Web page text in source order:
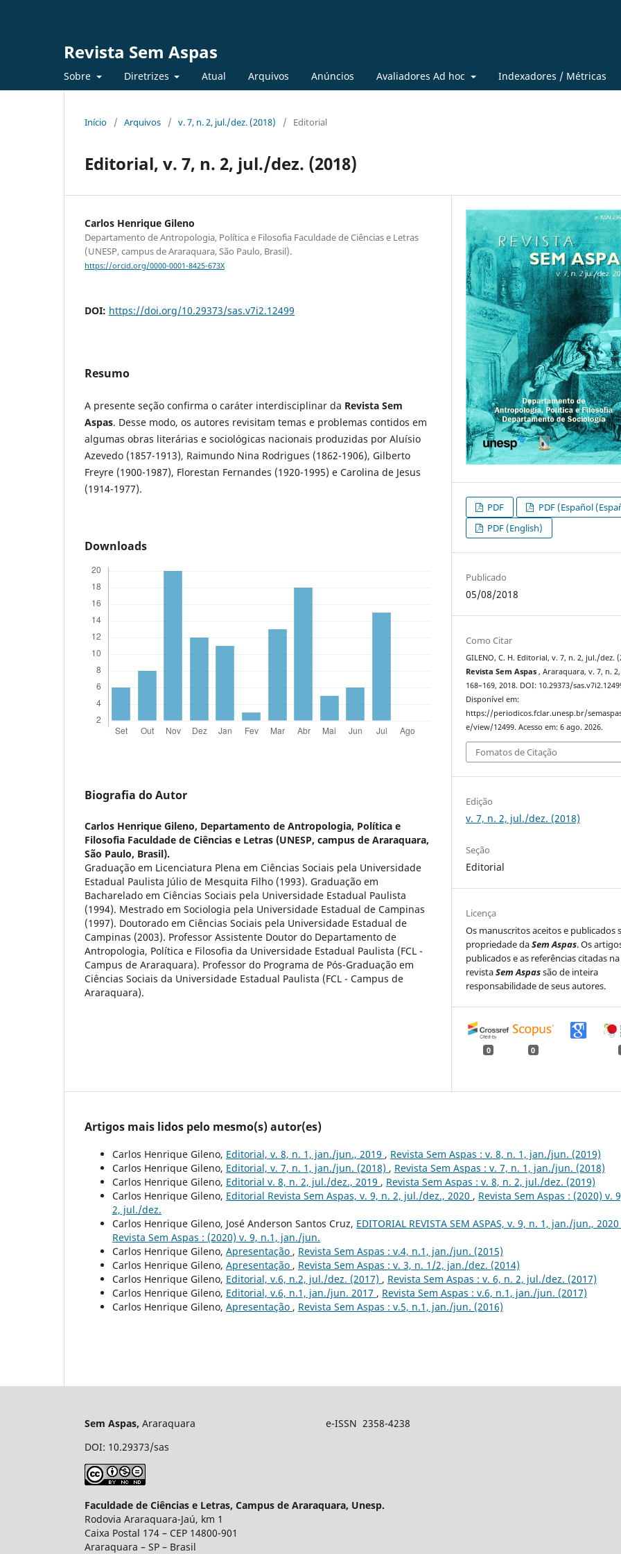
Revista Sem Aspas
Sobre Diretrizes Atual Arquivos Anúncios Avaliadores Ad hoc Indexadores / Métricas
Início / Arquivos / v. 7, n. 2, jul./dez. (2018) / Editorial
Editorial, v. 7, n. 2, jul./dez. (2018)
Carlos Henrique Gileno
Departamento de Antropologia, Política e Filosofia Faculdade de Ciências e Letras
(UNESP, campus de Araraquara, São Paulo, Brasil).
https://orcid.org/0000-0001-8425-673X
DOI: https://doi.org/10.29373/sas.v7i2.12499
Resumo
A presente seção confirma o caráter interdisciplinar da Revista Sem
Aspas. Desse modo, os autores revisitam temas e problemas contidos em
algumas obras literárias e sociológicas nacionais produzidas por Aluísio
Azevedo (1857-1913), Raimundo Nina Rodrigues (1862-1906), Gilberto
Freyre (1900-1987), Florestan Fernandes (1920-1995) e Carolina de Jesus
(1914-1977).
Downloads
Biografia do Autor
Carlos Henrique Gileno, Departamento de Antropologia, Política e
Filosofia Faculdade de Ciências e Letras (UNESP, campus de Araraquara,
São Paulo, Brasil).
Graduação em Licenciatura Plena em Ciências Sociais pela Universidade
Estadual Paulista Júlio de Mesquita Filho (1993). Graduação em
Bacharelado em Ciências Sociais pela Universidade Estadual Paulista
(1994). Mestrado em Sociologia pela Universidade Estadual de Campinas
(1997). Doutorado em Ciências Sociais pela Universidade Estadual de
Campinas (2003). Professor Assistente Doutor do Departamento de
Antropologia, Política e Filosofia da Universidade Estadual Paulista (FCL -
Campus de Araraquara). Professor do Programa de Pós-Graduação em
Ciências Sociais da Universidade Estadual Paulista (FCL - Campus de
Araraquara).
PDF
PDF (Español
PDF (English)
Publicado
05/08/2018
Como Citar
GILENO, C. H. Editorial, v. 7, n. 2, jul./dez.
Revista Sem Aspas, Araraquara, v. 7, n.
168–169, 2018. DOI: 10.29373/
Disponível em:
https://periodicos.fclar.unesp.br/
e/view/12499. Acesso em: 6 ago. 2026.
Fomatos de Citação
Edição
v. 7, n. 2, jul./dez. (2018)
Seção
Editorial
Licença
Os manuscritos aceitos e publicados
propriedade daSem Aspas. Os
publicados e as referências citadas na
revistaSem Aspassão de inteira
responsabilidade de seus autores.
0 0
Artigos mais lidos pelo mesmo(s) autor(es)
Carlos Henrique Gileno, Editorial, v. 8, n. 1, jan./jun., 2019 , Revista Sem Aspas : v. 8, n. 1, jan./jun. (2019)
Carlos Henrique Gileno, Editorial, v. 7, n. 1, jan./jun. (2018) , Revista Sem Aspas : v. 7, n. 1, jan./jun. (2018)
Carlos Henrique Gileno, Editorial v. 8, n. 2, jul./dez., 2019 , Revista Sem Aspas : v. 8, n. 2, jul./dez. (2019)
Carlos Henrique Gileno, Editorial Revista Sem Aspas, v. 9, n. 2, jul./dez., 2020 , Revista Sem Aspas : (2020) v.
2, jul./dez.
Carlos Henrique Gileno, José Anderson Santos Cruz, EDITORIAL REVISTA SEM ASPAS, v. 9, n. 1, jan./jun., 2020
Revista Sem Aspas : (2020) v. 9, n.1, jan./jun.
Carlos Henrique Gileno, Apresentação , Revista Sem Aspas : v.4, n.1, jan./jun. (2015)
Carlos Henrique Gileno, Apresentação , Revista Sem Aspas : v. 3, n. 1/2, jan./dez. (2014)
Carlos Henrique Gileno, Editorial, v.6, n.2, jul./dez. (2017) , Revista Sem Aspas : v. 6, n. 2, jul./dez. (2017)
Carlos Henrique Gileno, Editorial, v.6, n.1, jan./jun. 2017 , Revista Sem Aspas : v.6, n.1, jan./jun. (2017)
Carlos Henrique Gileno, Apresentação , Revista Sem Aspas : v.5, n.1, jan./jun. (2016)
Sem Aspas, Araraquara e-ISSN 2358-4238
DOI: 10.29373/sas
Faculdade de Ciências e Letras, Campus de Araraquara, Unesp.
Rodovia Araraquara-Jaú, km 1
Caixa Postal 174 – CEP 14800-901
Araraquara – SP – Brasil